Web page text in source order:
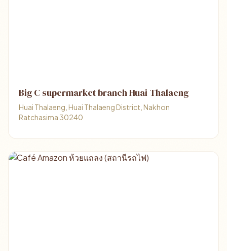
Big C supermarket branch Huai Thalaeng
Huai Thalaeng, Huai Thalaeng District, Nakhon
Ratchasima 30240